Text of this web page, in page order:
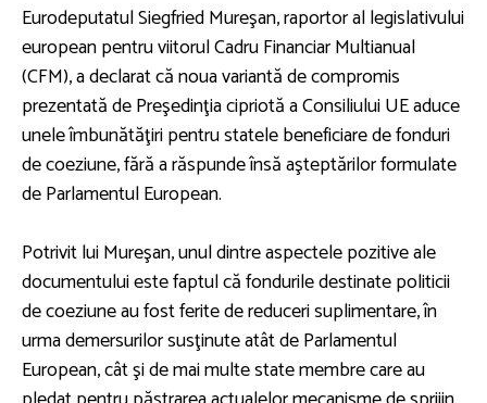
Eurodeputatul Siegfried Mureşan, raportor al legislativului
european pentru viitorul Cadru Financiar Multianual
(CFM), a declarat că noua variantă de compromis
prezentată de Preşedinţia cipriotă a Consiliului UE aduce
unele îmbunătăţiri pentru statele beneficiare de fonduri
de coeziune, fără a răspunde însă aşteptărilor formulate
de Parlamentul European.
Potrivit lui Mureşan, unul dintre aspectele pozitive ale
documentului este faptul că fondurile destinate politicii
de coeziune au fost ferite de reduceri suplimentare, în
urma demersurilor susţinute atât de Parlamentul
European, cât şi de mai multe state membre care au